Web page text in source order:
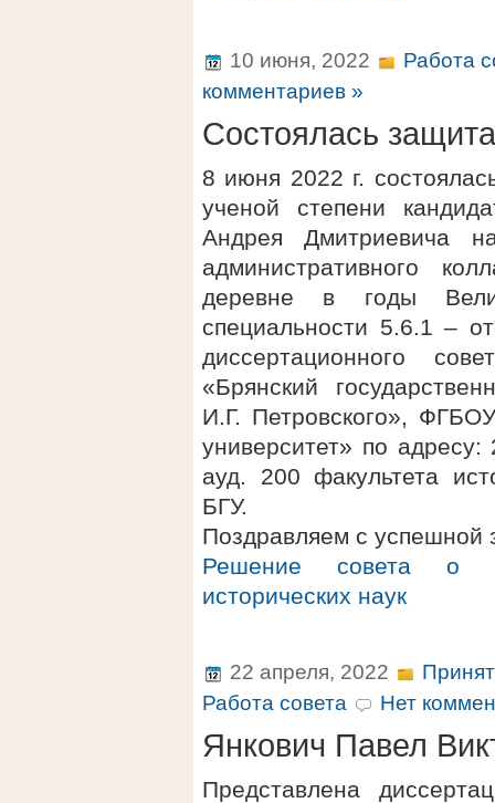
10 июня, 2022
Работа
комментариев »
Состоялась защита
8 июня 2022 г.
ученой степени
Андрея Дмитриевича
административного
деревне в годы
специальности 5.6.1 –
диссертационного
«Брянский
И.Г. Петровского»,
университет» по
ауд. 200 факультета
БГУ.
Поздравляем с успешной
Решение совета о
исторических наук
22 апреля, 2022
Работа совета
Нет
Янкович Павел
Представлена